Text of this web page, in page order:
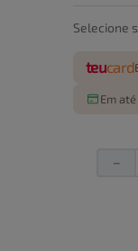
Selecione
teucard
Em
－